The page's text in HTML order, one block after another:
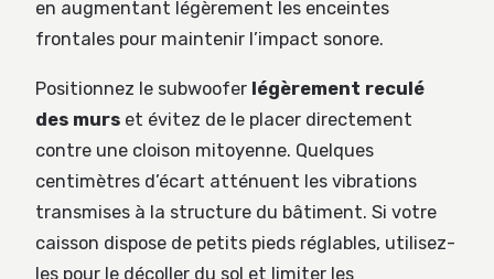
en augmentant légèrement les enceintes
frontales pour maintenir l’impact sonore.
Positionnez le subwoofer légèrement reculé
des murs et évitez de le placer directement
contre une cloison mitoyenne. Quelques
centimètres d’écart atténuent les vibrations
transmises à la structure du bâtiment. Si votre
caisson dispose de petits pieds réglables, utilisez-
les pour le décoller du sol et limiter les